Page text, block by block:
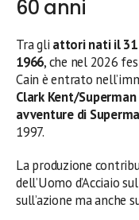
60 anni
Tra gli attori nati il
1966, che nel 2026
Cain è entrato
Clark Kent/Superman
avventure di
1997.
La produzione
dell’Uomo d’Acciaio
sull’azione ma anche